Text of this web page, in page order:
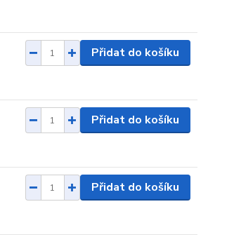
Přidat do košíku
Přidat do košíku
Přidat do košíku